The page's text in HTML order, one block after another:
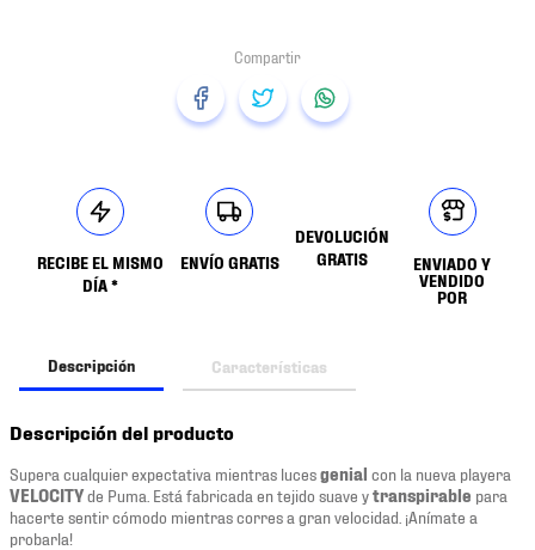
RECIBE EL MISMO
DÍA *
ENVÍO GRATIS
DEVOLUCIÓN
GRATIS
ENVIADO Y
VENDIDO
POR
Descripción Características
Descripción del producto
Supera cualquier expectativa mientras lucesgenial con la nueva playera
VELOCITYde Puma. Está fabricada en tejido suave ytranspirable para
hacerte sentir cómodo mientras corres a gran velocidad. ¡Anímate a
probarla!